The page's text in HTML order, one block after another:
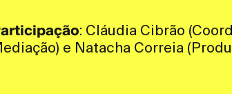
: Cláudia Cibrão
e Natacha Correia